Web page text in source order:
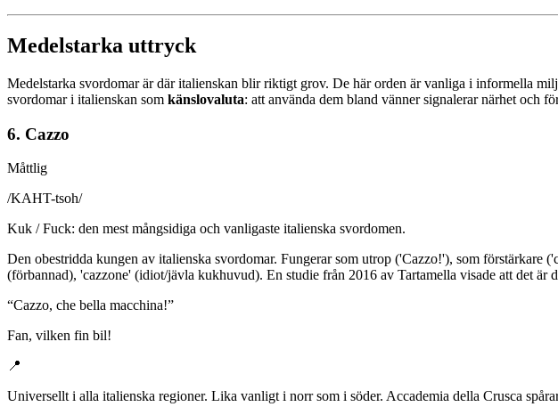
Medelstarka uttryck
Medelstarka svordomar är där italienskan blir riktigt grov. De här orden är vanliga i informella
svordomar i italienskan som känslovaluta: att använda dem bland vänner signalerar närhet och
6. Cazzo
Måttlig
/KAHT-tsoh/
Kuk / Fuck: den mest mångsidiga och vanligaste italienska svordomen.
Den obestridda kungen av italienska svordomar. Fungerar som utrop ('Cazzo!'), som förstärkare
(förbannad), 'cazzone' (idiot/jävla kukhuvud). En studie från 2016 av Tartamella visade att det är
“Cazzo, che bella macchina!”
Fan, vilken fin bil!
📍
Universellt i alla italienska regioner. Lika vanligt i norr som i söder. Accademia della Crusca